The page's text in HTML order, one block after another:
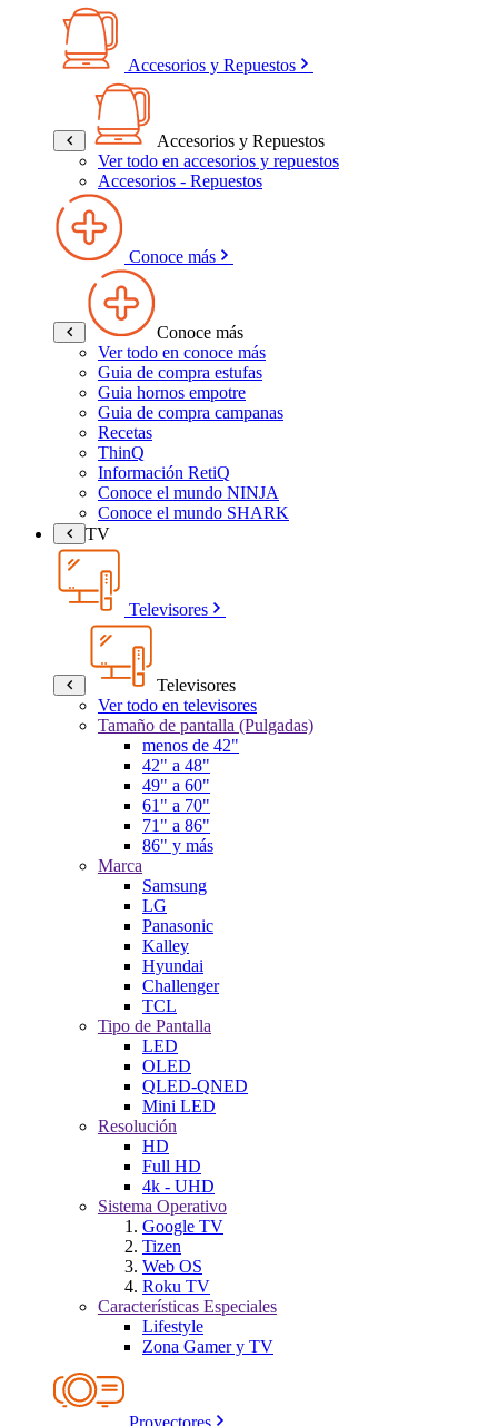
Accesorios y Repuestos
Accesorios y Repuestos
Ver todo en accesorios y repuestos
Accesorios - Repuestos
Conoce más
Conoce más
Ver todo en conoce más
Guia de compra estufas
Guia hornos empotre
Guia de compra campanas
Recetas
ThinQ
Información RetiQ
Conoce el mundo NINJA
Conoce el mundo SHARK
TV
Televisores
Televisores
Ver todo en televisores
Tamaño de pantalla (Pulgadas)
menos de 42"
42" a 48"
49" a 60"
61" a 70"
71" a 86"
86" y más
Marca
Samsung
LG
Panasonic
Kalley
Hyundai
Challenger
TCL
Tipo de Pantalla
LED
OLED
QLED-QNED
Mini LED
Resolución
HD
Full HD
4k - UHD
Sistema Operativo
Google TV
Tizen
Web OS
Roku TV
Características Especiales
Lifestyle
Zona Gamer y TV
Proyectores